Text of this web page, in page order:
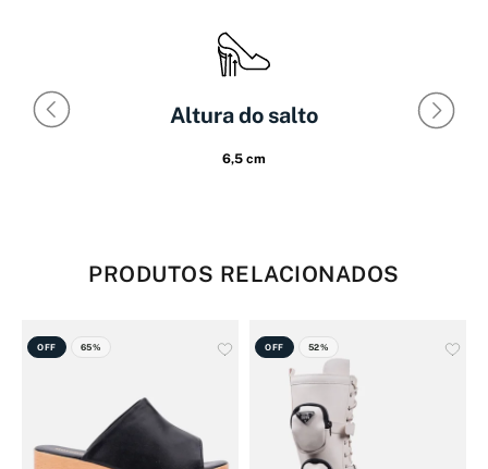
Altura do salto
6,5 cm
PRODUTOS RELACIONADOS
OFF 65% OFF 52%